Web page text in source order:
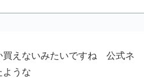
買えないみたいですね 公式ネ
ような